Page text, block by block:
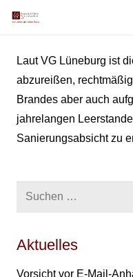
Laut VG Lüneburg ist
abzureißen,
Brandes aber auch
jahrelangen
Sanierungsabsicht zu
Suchen
Aktuelles
Vorsicht vor E-Mail-